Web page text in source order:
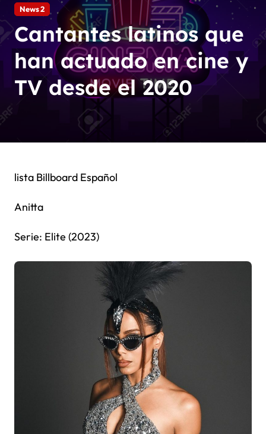
News 2
Cantantes latinos que
han actuado en cine y
TV desde el 2020
lista Billboard Español
Anitta
Serie: Elite (2023)